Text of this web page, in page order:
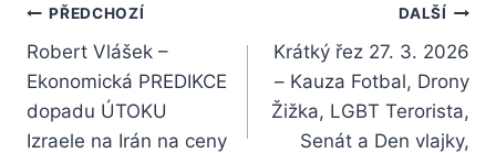
Navigace
pro
příspěvek
PŘEDCHOZÍ
Robert Vlášek –
Ekonomická PREDIKCE
dopadu ÚTOKU
Izraele na Irán na ceny
DALŠÍ
Krátký řez 27. 3. 2026
– Kauza Fotbal, Drony
Žižka, LGBT Terorista,
Senát a Den vlajky,